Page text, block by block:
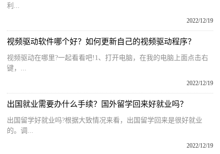
利...
2022/12/19
视频驱动软件哪个好？如何更新自己的视频驱动程序？
视频驱动在哪里?一起看看吧!1、打开电脑，在我的电脑上面点击右
键，...
2022/12/19
出国就业需要办什么手续？国外留学回来好就业吗？
出国留学好就业吗?根据大致情况来看，出国留学回来是很好就业
的。调...
2022/12/19